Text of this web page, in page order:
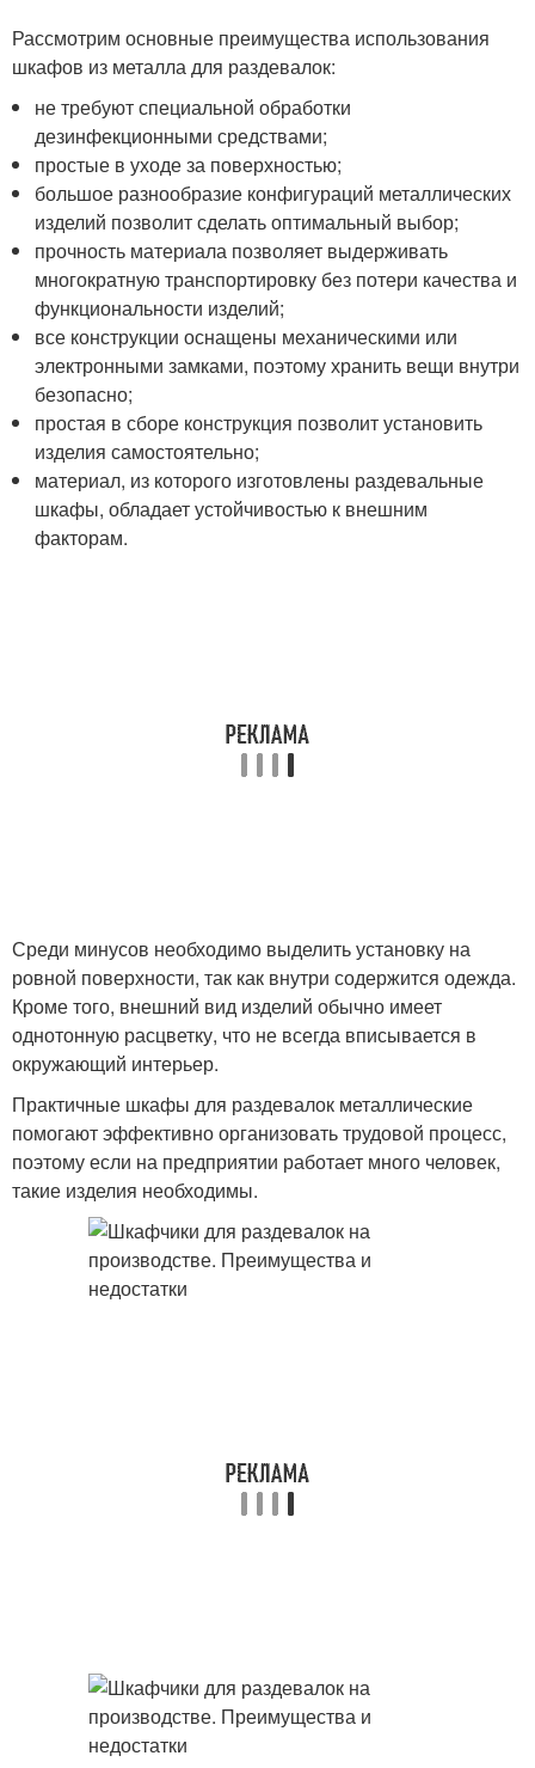
Рассмотрим основные преимущества использования
шкафов из металла для раздевалок:
не требуют специальной обработки
дезинфекционными средствами;
простые в уходе за поверхностью;
большое разнообразие конфигураций металлических
изделий позволит сделать оптимальный выбор;
прочность материала позволяет выдерживать
многократную транспортировку без потери качества и
функциональности изделий;
все конструкции оснащены механическими или
электронными замками, поэтому хранить вещи внутри
безопасно;
простая в сборе конструкция позволит установить
изделия самостоятельно;
материал, из которого изготовлены раздевальные
шкафы, обладает устойчивостью к внешним
факторам.
Среди минусов необходимо выделить установку на
ровной поверхности, так как внутри содержится одежда.
Кроме того, внешний вид изделий обычно имеет
однотонную расцветку, что не всегда вписывается в
окружающий интерьер.
Практичные шкафы для раздевалок металлические
помогают эффективно организовать трудовой процесс,
поэтому если на предприятии работает много человек,
такие изделия необходимы.